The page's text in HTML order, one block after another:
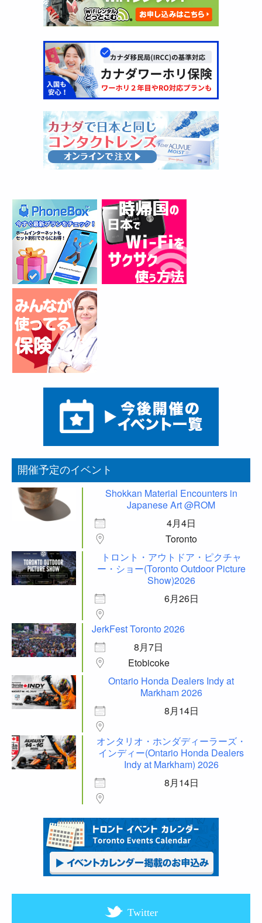
開催予定のイベント
Shokkan Material Encounters in
Japanese Art @ROM
4月4日
Toronto
トロント・アウトドア・ピクチャ
ー・ショー(Toronto Outdoor Picture
Show)2026
6月26日
JerkFest Toronto 2026
8月7日
Etobicoke
Ontario Honda Dealers Indy at
Markham 2026
8月14日
オンタリオ・ホンダディーラーズ・
インディー(Ontario Honda Dealers
Indy at Markham) 2026
8月14日
Twitter